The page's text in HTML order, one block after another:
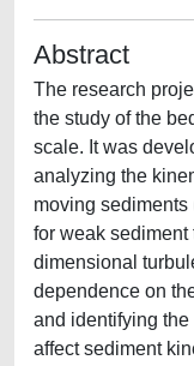
Abstract
The research
the study of the
scale. It was
analyzing the
moving
for weak
dimensional
dependence on
and identifying
affect sediment